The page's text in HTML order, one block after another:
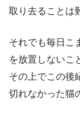
取り去ることは
それでも毎日こ
を放置しないこ
その上でこの後
切れなかった猫